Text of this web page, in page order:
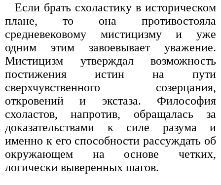
Если брать схоластику в историческом
плане, то она противостояла
средневековому мистицизму и уже
одним этим завоевывает уважение.
Мистицизм утверждал возможность
постижения истин на пути
сверхчувственного созерцания,
откровений и экстаза. Философия
схоластов, напротив, обращалась за
доказательствами к силе разума и
именно к его способности рассуждать об
окружающем на основе четких,
логически выверенных шагов.